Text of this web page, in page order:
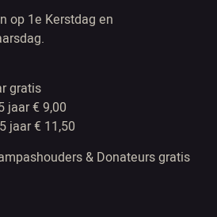
op 1e Kerstdag en
gratis
jaar € 9,00
jaar € 11,50
& Donateurs gratis